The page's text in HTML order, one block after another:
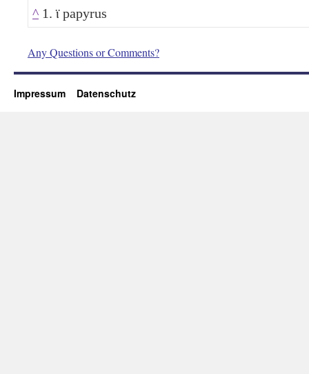
^ 1. ⲓ̈ papyrus
Any Questions or Comments?
Impressum Datenschutz